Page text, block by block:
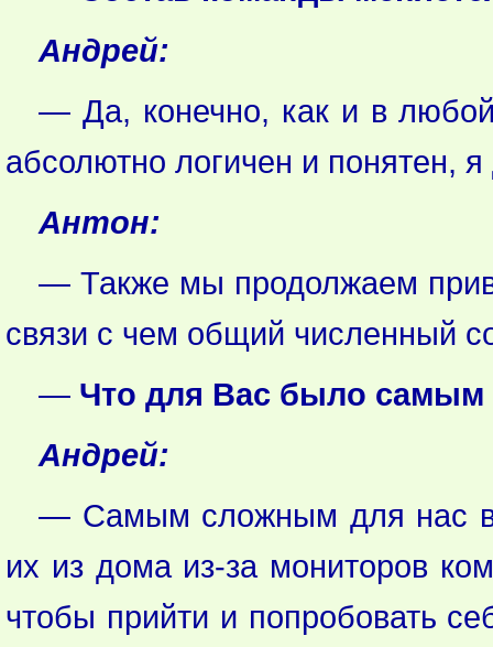
Андрей:
— Да, конечно, как и в
абсолютно логичен и понятен,
Антон:
— Также мы продолжаем
связи с чем общий численный
— Что для Вас было
Андрей:
— Самым сложным для нас
их из дома из-за мониторов
чтобы прийти и попробовать